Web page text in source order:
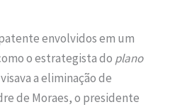
envolvidos em um
o estrategista do plano
a eliminação de
de Moraes, o presidente